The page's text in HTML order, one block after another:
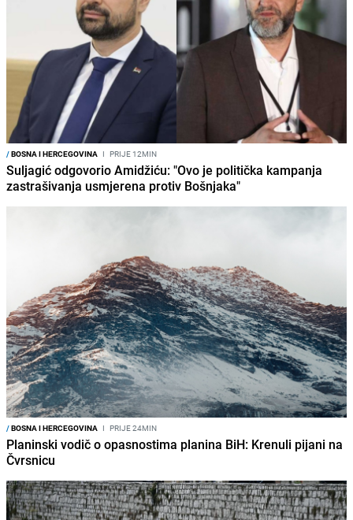
/BOSNA I HERCEGOVINA I PRIJE 12MIN
Suljagić odgovorio Amidžiću: "Ovo je politička kampanja
zastrašivanja usmjerena protiv Bošnjaka"
/BOSNA I HERCEGOVINA I PRIJE 24MIN
Planinski vodič o opasnostima planina BiH: Krenuli pijani na
Čvrsnicu